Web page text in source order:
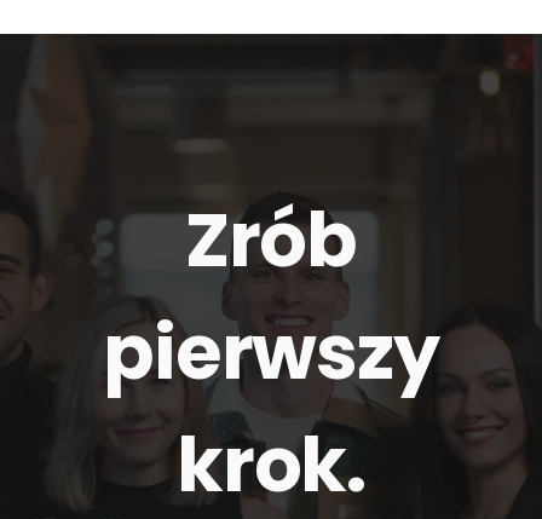
Zrób
pierwszy
krok.